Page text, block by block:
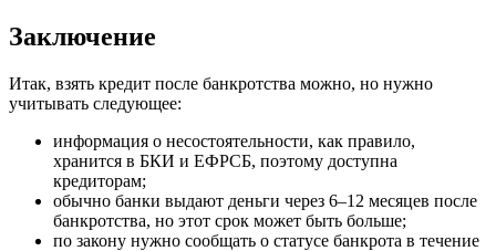
Заключение
Итак, взять кредит после банкротства можно, но нужно
учитывать следующее:
информация о несостоятельности, как правило,
хранится в БКИ и ЕФРСБ, поэтому доступна
кредиторам;
обычно банки выдают деньги через 6–12 месяцев после
банкротства, но этот срок может быть больше;
по закону нужно сообщать о статусе банкрота в течение